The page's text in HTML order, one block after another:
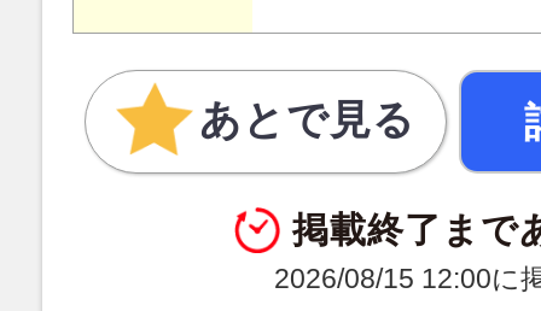
あとで見る
掲載終了まで
2026/08/15 12:00に